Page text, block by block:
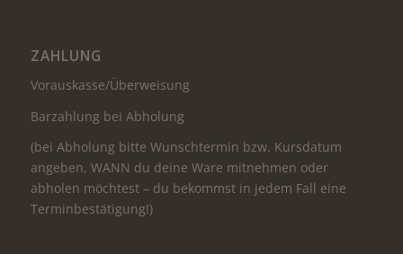
ZAHLUNG
Vorauskasse/Überweisung
Barzahlung bei Abholung
(bei Abholung bitte Wunschtermin bzw. Kursdatum
angeben, WANN du deine Ware mitnehmen oder
abholen möchtest – du bekommst in jedem Fall eine
Terminbestätigung!)